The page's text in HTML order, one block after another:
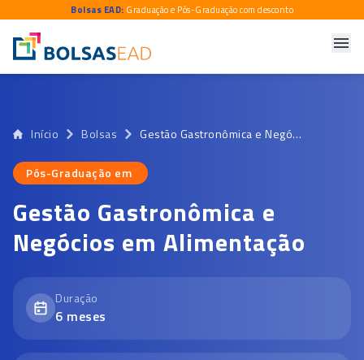
Bolsas EAD: Graduação e Pós-Graduação com desconto
Início Bolsas Gestão Gastronômica e Negócios em Alimentação
Pós-Graduação em
Pós-Graduação em
Gestão Gastronômica e
Negócios em Alimentação
Duração
6 meses